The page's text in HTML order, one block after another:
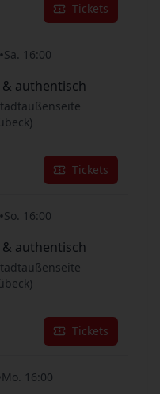
Tickets
•Sa. 16:00
authentisch
Tickets
•So. 16:00
authentisch
Tickets
Mo. 16:00